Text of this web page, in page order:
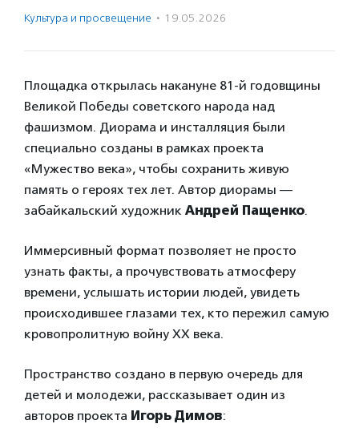
Культура и просвещение · 19.05.2026
Площадка открылась накануне 81-й годовщины
Великой Победы советского народа над
фашизмом. Диорама и инсталляция были
специально созданы в рамках проекта
«Мужество века», чтобы сохранить живую
память о героях тех лет. Автор диорамы —
забайкальский художник Андрей Пащенко.
Иммерсивный формат позволяет не просто
узнать факты, а прочувствовать атмосферу
времени, услышать истории людей, увидеть
происходившее глазами тех, кто пережил самую
кровопролитную войну ХХ века.
Пространство создано в первую очередь для
детей и молодежи, рассказывает один из
авторов проекта Игорь Димов: